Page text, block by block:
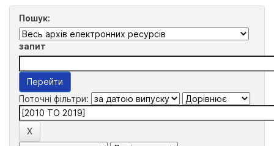
Пошук:
запит
Поточні фільтри: